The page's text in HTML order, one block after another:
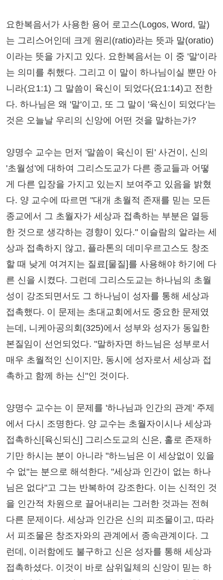
요한복음서가 사용한 용어 로고스(Logos, Word, 말)
는 그리스어인데 크게 원리(ratio)라는 뜻과 말(oratio)
이라는 뜻을 가지고 있다. 요한복음서는 이 중 '말'이라
는 의미를 취했다. 그리고 이 말이 하나님이실 뿐만 아
니라(요1:1) 그 말씀이 육신이 되었다(요1:14)고 전한
다. 하나님은 왜 '말'이고, 또 그 말이 '육신이 되었다'는
것은 오늘날 우리의 신앙에 어떤 것을 말하는가?
양명수 교수는 먼저 '말씀이 육신이 된' 사건이, 신의
'초월성'에 대하여 그리스도교가 다른 종교들과 어떻
게 다른 입장을 가지고 있는지 보여주고 있음을 밝혔
다. 양 교수에 따르면 "대개 초월적 존재를 믿는 모든
종교에서 그 초월자가 세상과 접촉하는 부분은 열등
한 것으로 생각하는 경향이 있다." 이슬람의 알라는 세
상과 접촉하지 않고, 플라톤의 데미우르고스도 창조
할 때 낮게 여겨지는 질료[물질]를 사용해야 하기에 다
른 신을 시켰다. 그런데 그리스도교는 하나님의 초월
성이 강조되면서도 그 하나님이 성자를 통해 세상과
접촉했다. 이 문제는 초대교회에서도 중요한 문제였
는데, 니케아공의회(325)에서 성부와 성자가 동일한
본질임이 선언되었다. "말하자면 하느님은 성부로서
매우 초월적인 신이지만, 동시에 성자로서 세상과 접
촉하고 함께 하는 신"인 것이다.
양명수 교수는 이 문제를 '하나님과 인간의 관계' 주제
에서 다시 조명한다. 양 교수는 초월자이시나 세상과
접촉하신[육신되신] 그리스도교의 신은, 홀로 존재하
기만 하시는 분이 아니라 "하느님은 이 세상없이 있을
수 없"는 분으로 해석한다. "세상과 인간이 없는 하나
님은 없다"고 그는 반복하여 강조한다. 이는 신적인 것
을 인간적 차원으로 끌어내리는 그러한 것과는 전혀
다른 문제이다. 세상과 인간은 신의 피조물이고, 따라
서 피조물은 창조자와의 관계에서 종속관계이다. 그
런데, 이러함에도 불구하고 신은 성자를 통해 세상과
접촉하셨다. 이것이 바로 삼위일체의 신앙이 믿는 하